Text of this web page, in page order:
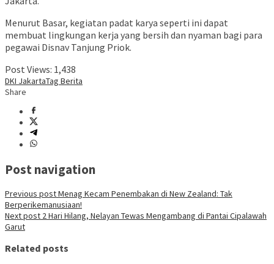
Menurut Basar, kegiatan padat karya seperti ini dapat
membuat lingkungan kerja yang bersih dan nyaman bagi para
pegawai Disnav Tanjung Priok.
Post Views: 1,438
DKI JakartaTag Berita
Share
Post navigation
Previous postMenag Kecam Penembakan di New Zealand: Tak
Berperikemanusiaan!
Next post 2 Hari Hilang, Nelayan Tewas Mengambang di Pantai Cipalawah
Garut
Related posts